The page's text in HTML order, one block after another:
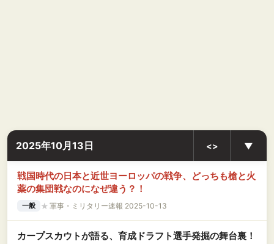
2025年10月13日 <> ▼
戦国時代の日本と近世ヨーロッパの戦争、どっちも槍と火
薬の集団戦なのになぜ違う？！
一般 ★ 軍事・ミリタリー速報 2025-10-13
カープスカウトが語る、育成ドラフト選手発掘の舞台裏！